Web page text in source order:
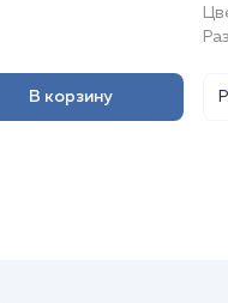
В корзину